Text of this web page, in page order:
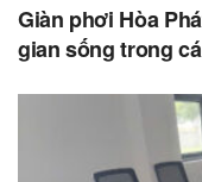
Giàn phơi Hòa
gian sống trong